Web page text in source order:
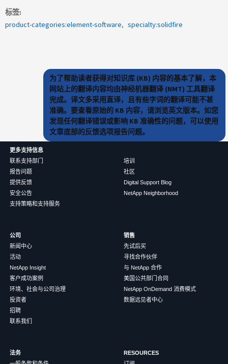
标签
product-categories:element-software
specialty:solidfire
为了帮助读者获得对知识库 (KB) 内容的基本了解，本
网站上的翻译内容均由神经机器翻译 (NMT) 工具翻译
完成。译文多采用直译，且有些字词的翻译可能不甚
准确。要查看原始的 KB 内容，请浏览英文版本。如您
发现任何翻译错误或影响 KB 准确性的问题，可以使用
文章底部的反馈选项报告问题。
更多支持信息
联系支持部门
报告问题
提供反馈
安全公告
支持策略和支持服务
培训
社区
Digital Support Blog
NetApp Neighborhood
公司
新闻中心
活动
NetApp Insight
客户成功案例
环境、社会与公司治理
投资者
招聘
联系我们
销售
先试后买
寻找合作伙伴
与 NetApp 合作
美国公共部门合同
NetApp OnDemand 消费模式
数据远见者中心
法务
RESOURCES